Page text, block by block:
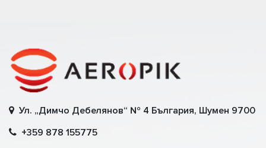
Ул. „Димчо Дебелянов“ № 4 България, Шумен 9700
+359 878 155775